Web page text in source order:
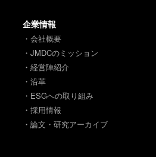
企業情報
・会社概要
・JMDCのミッション
・経営陣紹介
・沿革
・ESGへの取り組み
・採用情報
・論文・研究アーカイブ